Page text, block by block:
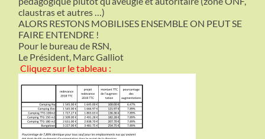
claustras et autres …)
ALORS RESTONS MOBILISES ENSEMBLE ON PEUT SE
FAIRE ENTENDRE !
Pour le bureau de RSN,
Le Président, Marc Galliot
Cliquez sur le tableau :